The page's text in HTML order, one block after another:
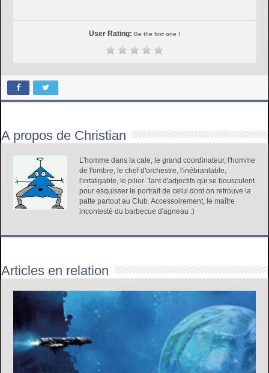
User Rating: Be the first one !
A propos de Christian
L'homme dans la cale, le grand coordinateur, l'homme
de l'ombre, le chef d'orchestre, l'inébranlable,
l'infatigable, le pilier. Tant d'adjectifs qui se bousculent
pour esquisser le portrait de celui dont on retrouve la
patte partout au Club. Accessoirement, le maître
incontesté du barbecue d'agneau :)
Articles en relation